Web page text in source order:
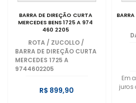
BARRA DE DIREÇÃO CURTA
MERCEDES BENS 1725 A 974
460 2205
ROTA / ZUCOLLO /
BARRA DE DIREÇÃO CURTA
MERCEDES 1725 A
9744602205
R$ 899,90
Em
juros